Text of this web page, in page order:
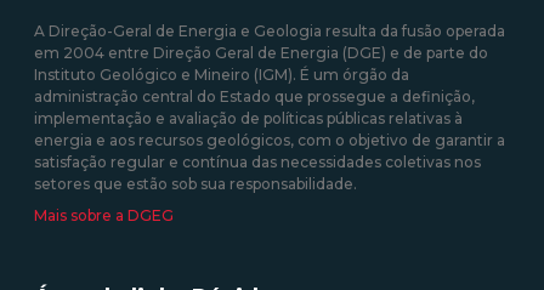
A Direção-Geral de Energia e Geologia resulta da fusão operada
em 2004 entre Direção Geral de Energia (DGE) e de parte do
Instituto Geológico e Mineiro (IGM). É um órgão da
administração central do Estado que prossegue a definição,
implementação e avaliação de políticas públicas relativas à
energia e aos recursos geológicos, com o objetivo de garantir a
satisfação regular e contínua das necessidades coletivas nos
setores que estão sob sua responsabilidade.
Mais sobre a DGEG